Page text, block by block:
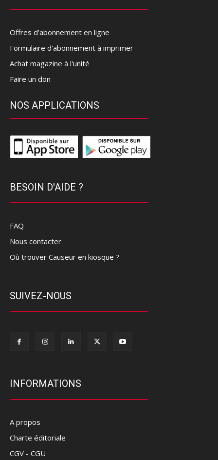
Offres d’abonnement en ligne
Formulaire d'abonnement à imprimer
Achat magazine à l'unité
Faire un don
NOS APPLICATIONS
BESOIN D'AIDE ?
FAQ
Nous contacter
Où trouver Causeur en kiosque ?
SUIVEZ-NOUS
INFORMATIONS
A propos
Charte éditoriale
CGV - CGU